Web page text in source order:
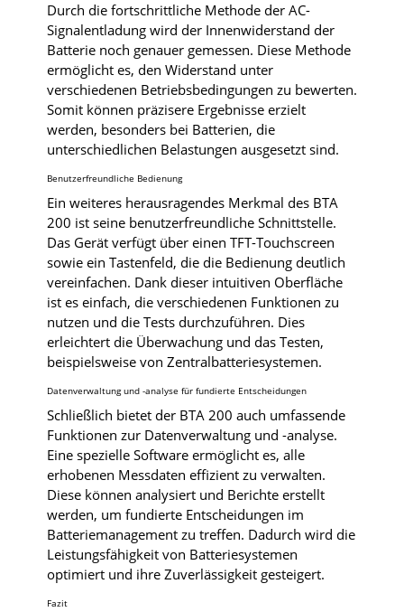
Durch die fortschrittliche Methode der AC-
Signalentladung wird der Innenwiderstand der
Batterie noch genauer gemessen. Diese Methode
ermöglicht es, den Widerstand unter
verschiedenen Betriebsbedingungen zu bewerten.
Somit können präzisere Ergebnisse erzielt
werden, besonders bei Batterien, die
unterschiedlichen Belastungen ausgesetzt sind.
Benutzerfreundliche Bedienung
Ein weiteres herausragendes Merkmal des BTA
200 ist seine benutzerfreundliche Schnittstelle.
Das Gerät verfügt über einen TFT-Touchscreen
sowie ein Tastenfeld, die die Bedienung deutlich
vereinfachen. Dank dieser intuitiven Oberfläche
ist es einfach, die verschiedenen Funktionen zu
nutzen und die Tests durchzuführen. Dies
erleichtert die Überwachung und das Testen,
beispielsweise von Zentralbatteriesystemen.
Datenverwaltung und -analyse für fundierte Entscheidungen
Schließlich bietet der BTA 200 auch umfassende
Funktionen zur Datenverwaltung und -analyse.
Eine spezielle Software ermöglicht es, alle
erhobenen Messdaten effizient zu verwalten.
Diese können analysiert und Berichte erstellt
werden, um fundierte Entscheidungen im
Batteriemanagement zu treffen. Dadurch wird die
Leistungsfähigkeit von Batteriesystemen
optimiert und ihre Zuverlässigkeit gesteigert.
Fazit